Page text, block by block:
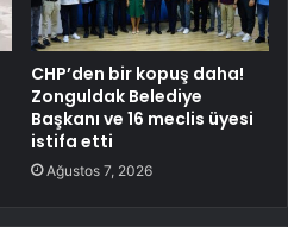
CHP’den bir kopuş daha!
Zonguldak Belediye
Başkanı ve 16 meclis üyesi
istifa etti
Ağustos 7, 2026